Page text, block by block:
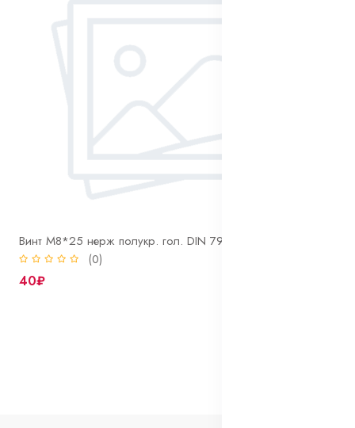
Винт М8*25 нерж полукр. гол. DIN 7985 A2
(0)
40₽